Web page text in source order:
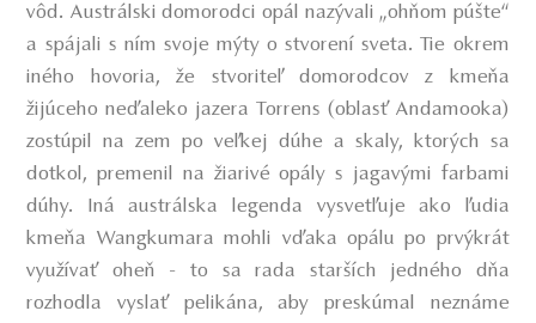
vôd. Austrálski domorodci opál nazývali „ohňom púšte“
a spájali s ním svoje mýty o stvorení sveta. Tie okrem
iného hovoria, že stvoriteľ domorodcov z kmeňa
žijúceho neďaleko jazera Torrens (oblasť Andamooka)
zostúpil na zem po veľkej dúhe a skaly, ktorých sa
dotkol, premenil na žiarivé opály s jagavými farbami
dúhy. Iná austrálska legenda vysvetľuje ako ľudia
kmeňa Wangkumara mohli vďaka opálu po prvýkrát
využívať oheň - to sa rada starších jedného dňa
rozhodla vyslať pelikána, aby preskúmal neznáme